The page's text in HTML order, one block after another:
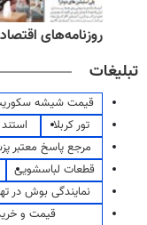
روزنامه‌های اقتصادی
تبلیغات
قیمت شیشه
تور کربلا
مرجع پاسخ معتبر
قطعات لباسشویی
نمایندگی بوش در
قیمت و